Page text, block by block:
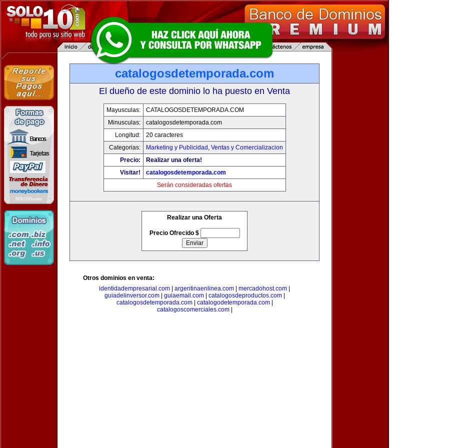
catalogosdetemporada.com
El dueño de este dominio lo ha puesto en Venta
Mayusculas:
CATALOGOSDETEMPORADA.COM
Minusculas:
catalogosdetemporada.com
Longitud:
20 caracteres
Categorias:
Marketing y Publicidad , Ventas y Comercializacion
Precio:
Realizar una oferta!
Visitar!
catalogosdetemporada.com
Serán consideradas ofertas
Realizar una Oferta
Precio Ofrecido $
Otros dominios en venta:
identidadempresarial.com
argentinaenlinea.com mercadohost.com
guiadelinversor.com| guiaemail.com| catalogosdeproductos.com|
catalogosdetemporada.com| catalogodetemporada.com|
catalogoscomerciales.com|